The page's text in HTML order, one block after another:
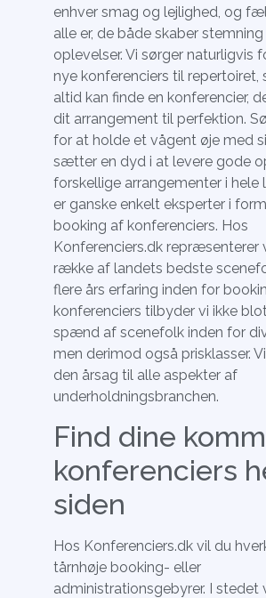
enhver smag og lejlighed, og
alle er, de både skaber
oplevelser. Vi sørger naturligvis
nye konferenciers til repertoiret,
altid kan finde en konferencier,
dit arrangement til perfektion.
for at holde et vågent øje med
sætter en dyd i at levere gode
forskellige arrangementer i hele
er ganske enkelt eksperter i
booking af konferenciers. Hos
Konferenciers.dk repræsenterer
række af landets bedste
flere års erfaring inden for
konferenciers tilbyder vi ikke
spænd af scenefolk inden for
men derimod også prisklasser.
den årsag til alle aspekter af
underholdningsbranchen.
Find dine
konferenciers
siden
Hos Konferenciers.dk vil du
tårnhøje booking- eller
administrationsgebyrer. I stedet